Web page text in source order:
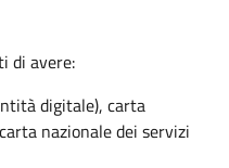
di avere:
digitale), carta
nazionale dei servizi